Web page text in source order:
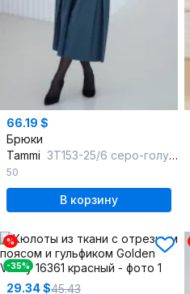
66.19 $
Брюки
Tammi 3Т153-25/6 серо-голубой
50
В корзину
%
-35%
29.34 $45.43